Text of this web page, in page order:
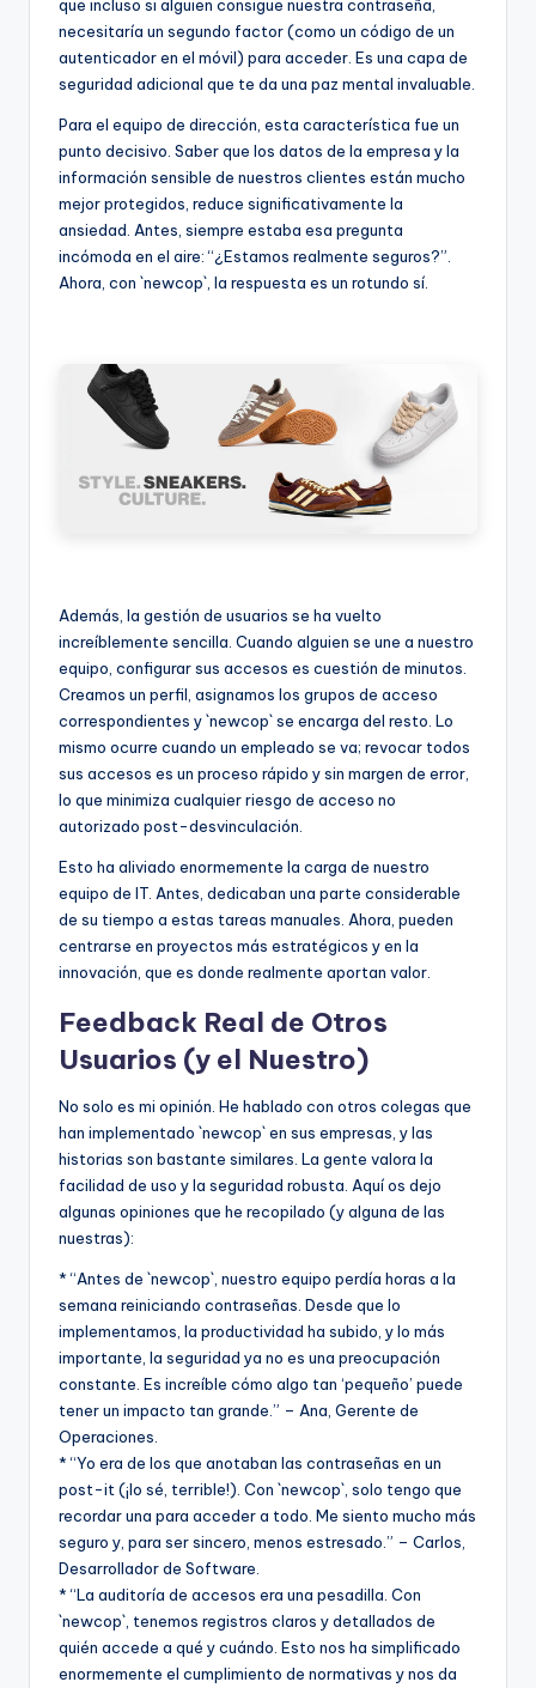
que incluso si alguien consigue nuestra contraseña,
necesitaría un segundo factor (como un código de un
autenticador en el móvil) para acceder. Es una capa de
seguridad adicional que te da una paz mental invaluable.
Para el equipo de dirección, esta característica fue un
punto decisivo. Saber que los datos de la empresa y la
información sensible de nuestros clientes están mucho
mejor protegidos, reduce significativamente la
ansiedad. Antes, siempre estaba esa pregunta
incómoda en el aire: “¿Estamos realmente seguros?”.
Ahora, con `newcop`, la respuesta es un rotundo sí.
Además, la gestión de usuarios se ha vuelto
increíblemente sencilla. Cuando alguien se une a nuestro
equipo, configurar sus accesos es cuestión de minutos.
Creamos un perfil, asignamos los grupos de acceso
correspondientes y `newcop` se encarga del resto. Lo
mismo ocurre cuando un empleado se va; revocar todos
sus accesos es un proceso rápido y sin margen de error,
lo que minimiza cualquier riesgo de acceso no
autorizado post-desvinculación.
Esto ha aliviado enormemente la carga de nuestro
equipo de IT. Antes, dedicaban una parte considerable
de su tiempo a estas tareas manuales. Ahora, pueden
centrarse en proyectos más estratégicos y en la
innovación, que es donde realmente aportan valor.
Feedback Real de Otros
Usuarios (y el Nuestro)
No solo es mi opinión. He hablado con otros colegas que
han implementado `newcop` en sus empresas, y las
historias son bastante similares. La gente valora la
facilidad de uso y la seguridad robusta. Aquí os dejo
algunas opiniones que he recopilado (y alguna de las
nuestras):
* “Antes de `newcop`, nuestro equipo perdía horas a la
semana reiniciando contraseñas. Desde que lo
implementamos, la productividad ha subido, y lo más
importante, la seguridad ya no es una preocupación
constante. Es increíble cómo algo tan ‘pequeño’ puede
tener un impacto tan grande.” – Ana, Gerente de
Operaciones.
* “Yo era de los que anotaban las contraseñas en un
post-it (¡lo sé, terrible!). Con `newcop`, solo tengo que
recordar una para acceder a todo. Me siento mucho más
seguro y, para ser sincero, menos estresado.” – Carlos,
Desarrollador de Software.
* “La auditoría de accesos era una pesadilla. Con
`newcop`, tenemos registros claros y detallados de
quién accede a qué y cuándo. Esto nos ha simplificado
enormemente el cumplimiento de normativas y nos da